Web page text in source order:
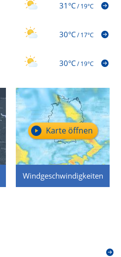
31°C/19°C
30°C/17°C
30°C/19°C
Windgeschwindigkeiten
Karte öffnen